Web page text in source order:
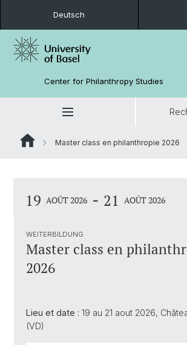
Deutsch
Center for Philanthropy Studies
Master class en philanthropie 2026
19 AOÛT 2026 - 21 AOÛT 2026
WEITERBILDUNG
Master class en
2026
Lieu et date : 19 au 21 aout 2026,
(VD)